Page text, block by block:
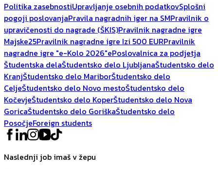
Politika zasebnostiUpravljanje osebnih podatkovSplošni
pogoji poslovanjaPravila nagradnih iger na SMPravilnik o
upravičenosti do nagrade (ŠKIS)Pravilnik nagradne igre
Majske25Pravilnik nagradne igre Izi 500 EURPravilnik
nagradne igre "e-Kolo 2026"ePoslovalnica za podjetja
Študentska delaŠtudentsko delo LjubljanaŠtudentsko delo
KranjŠtudentsko delo MariborŠtudentsko delo
CeljeŠtudentsko delo Novo mestoŠtudentsko delo
KočevjeŠtudentsko delo KoperŠtudentsko delo Nova
GoricaŠtudentsko delo GoriškaŠtudentsko delo
PosočjeForeign students
Naslednji job imaš v žepu